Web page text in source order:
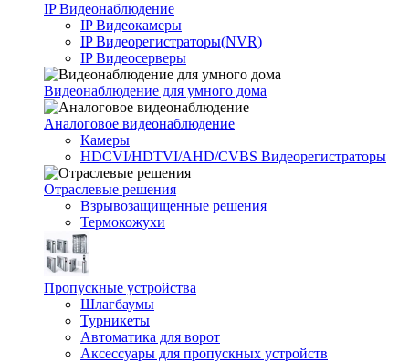
IP Видеонаблюдение
IP Видеокамеры
IP Видеорегистраторы(NVR)
IP Видеосерверы
Видеонаблюдение для умного дома
Аналоговое видеонаблюдение
Камеры
HDCVI/HDTVI/AHD/CVBS Видеорегистраторы
Отраслевые решения
Взрывозащищенные решения
Термокожухи
Пропускные устройства
Шлагбаумы
Турникеты
Автоматика для ворот
Аксессуары для пропускных устройств